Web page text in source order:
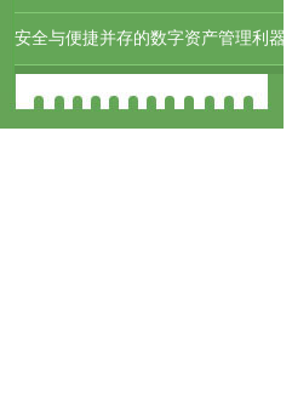
安全与便捷并存的数字资产管理利器